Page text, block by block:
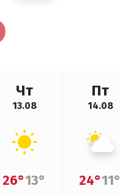
Чт
13.08
26°13°
Пт
14.08
24°11°